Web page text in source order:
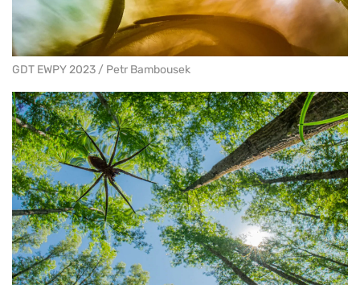
GDT EWPY 2023 / Petr Bambousek